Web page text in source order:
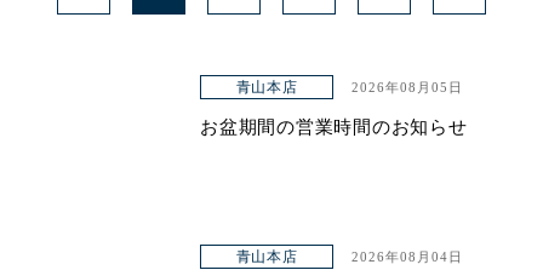
青山本店 2026年08月05日
お盆期間の営業時間のお知らせ
青山本店 2026年08月04日